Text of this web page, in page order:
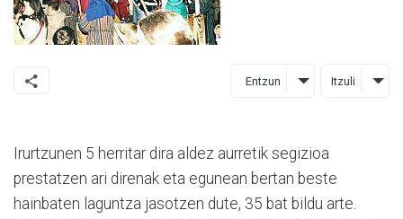
Entzun Itzuli
Irurtzunen 5 herritar dira aldez aurretik segizioa
prestatzen ari direnak eta egunean bertan beste
hainbaten laguntza jasotzen dute, 35 bat bildu arte.